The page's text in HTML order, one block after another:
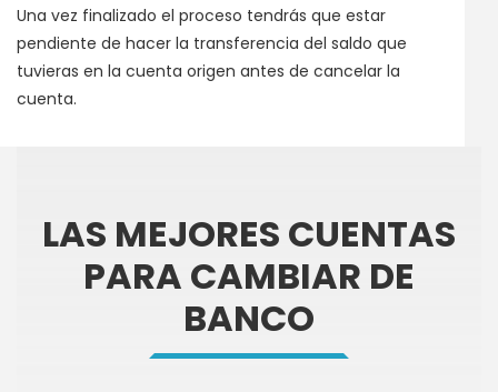
Una vez finalizado el proceso tendrás que estar
pendiente de hacer la transferencia del saldo que
tuvieras en la cuenta origen antes de cancelar la
cuenta.
LAS MEJORES CUENTAS
PARA CAMBIAR DE
BANCO